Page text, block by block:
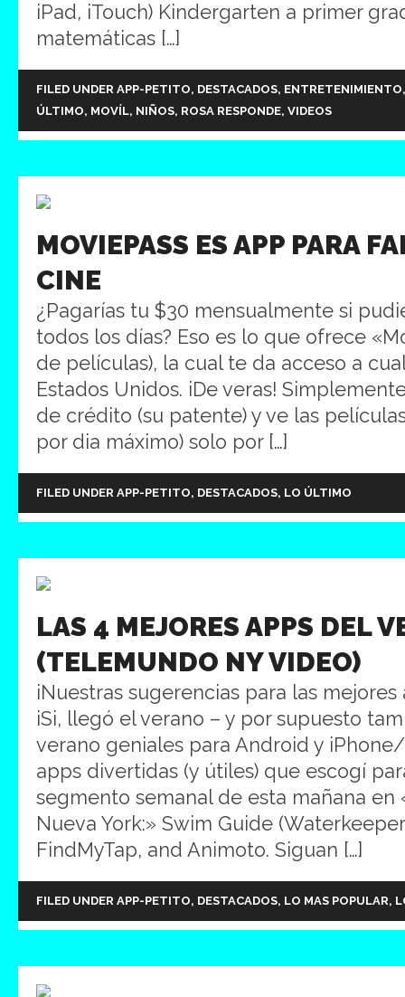
iPad, iTouch) Kindergarten a primer
matemáticas […]
FILED UNDER APP-PETITO, DESTACADOS, ENTRETENIMIENTO
ÚLTIMO, MOVÍL, NIÑOS, ROSA RESPONDE, VIDEOS
MOVIEPASS ES APP PARA
CINE
¿Pagarías tu $30 mensualmente si
todos los días? Eso es lo que ofrece
de películas), la cual te da acceso a
Estados Unidos. iDe veras!
de crédito (su patente) y ve las
por dia máximo) solo por […]
FILED UNDER APP-PETITO, DESTACADOS, LO ÚLTIMO
LAS 4 MEJORES APPS DEL
(TELEMUNDO NY VIDEO)
iNuestras sugerencias para las
iSi, llegó el verano – y por supuesto
verano geniales para Android y
apps divertidas (y útiles) que escogí
segmento semanal de esta mañana en
Nueva York:» Swim Guide
FindMyTap, and Animoto. Siguan […]
FILED UNDER APP-PETITO, DESTACADOS, LO MAS POPULAR,